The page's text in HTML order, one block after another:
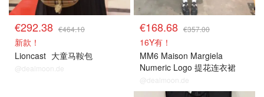
€292.38 €464.10
新款！
Lioncast 大童马鞍包
@dealmoon.de
€168.68 €357.00
16Y有！
MM6 Maison Margiela
Numeric Logo 提花连衣裙
@dealmoon.de